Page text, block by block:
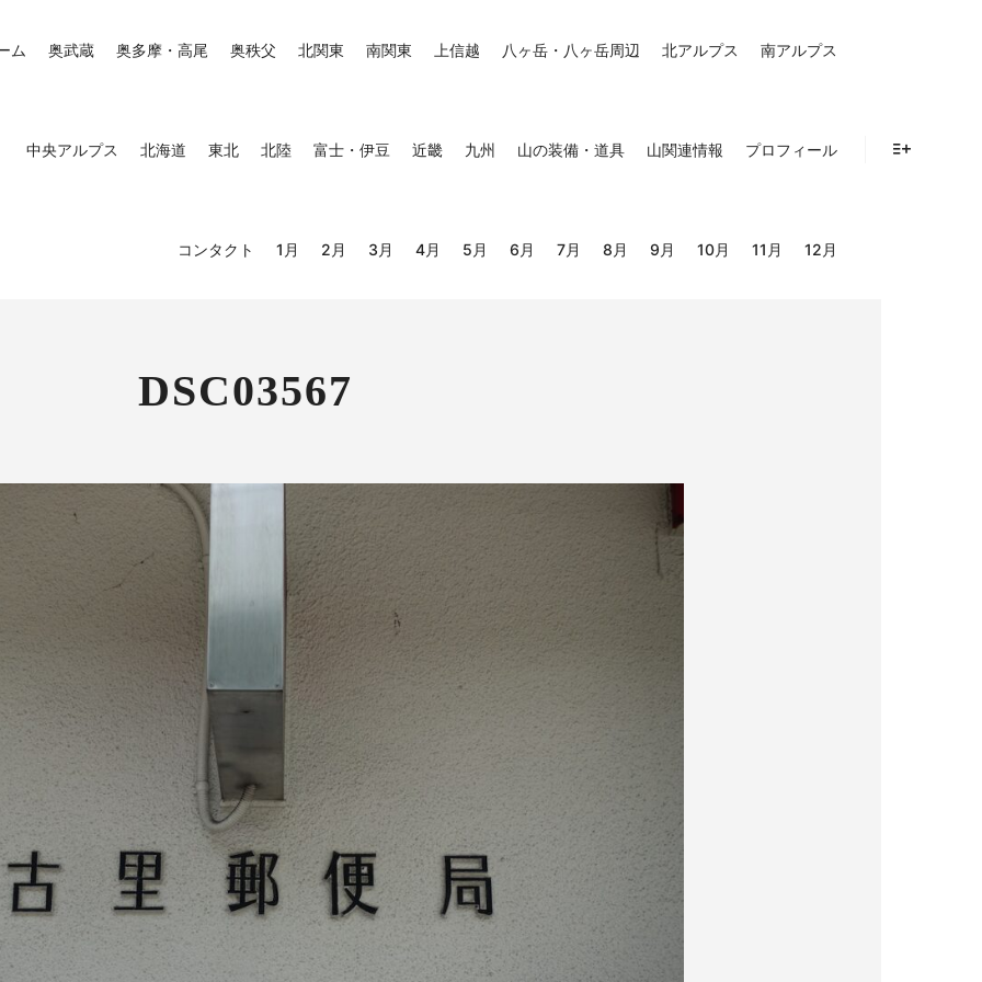
ム 奥武蔵 奥多摩・高尾 奥秩父 北関東 南関東 上信越 八ヶ岳・八ヶ岳周辺 北アルプス 南アルプス
中央アルプス 北海道 東北 北陸 富士・伊豆 近畿 九州 山の装備・道具 山関連情報 プロフィール
コンタクト 1月 2月 3月 4月 5月 6月 7月 8月 9月 10月 11月 12月
DSC03567